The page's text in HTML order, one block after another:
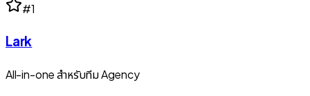
#1
Lark
All-in-one สำหรับทีม Agency